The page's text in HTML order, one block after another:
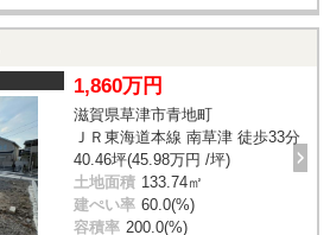
1,860万円
滋賀県草津市青地町
ＪＲ東海道本線 南草津 徒歩33分
40.46坪(45.98万円 /坪)
土地面積 133.74㎡
建ぺい率 60.0(%)
容積率 200.0(%)